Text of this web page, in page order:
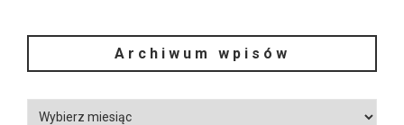
Archiwum wpisów